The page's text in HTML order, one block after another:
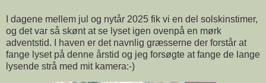
I dagene mellem jul og nytår 2025 fik vi en del solskinstimer,
og det var så skønt at se lyset igen ovenpå en mørk
adventstid. I haven er det navnlig græsserne der forstår at
fange lyset på denne årstid og jeg forsøgte at fange de lange
lysende strå med mit kamera:-)